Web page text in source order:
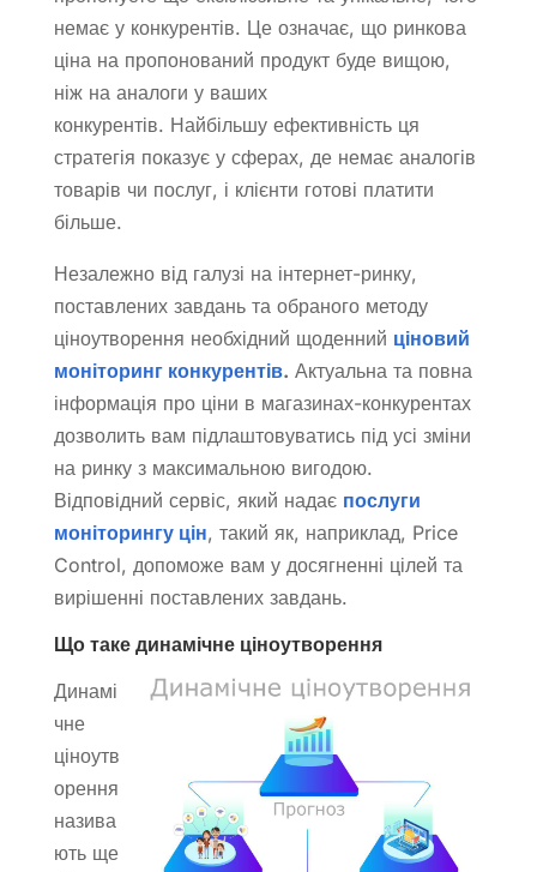
немає у конкурентів. Це означає, що ринкова
ціна на пропонований продукт буде вищою,
ніж на аналоги у ваших
конкурентів. Найбільшу ефективність ця
стратегія показує у сферах, де немає аналогів
товарів чи послуг, і клієнти готові платити
більше.
Незалежно від галузі на інтернет-ринку,
поставлених завдань та обраного методу
ціноутворення необхідний щоденний ціновий
моніторинг конкурентів. Актуальна та повна
інформація про ціни в магазинах-конкурентах
дозволить вам підлаштовуватись під усі зміни
на ринку з максимальною вигодою.
Відповідний сервіс, який надає послуги
моніторингу цін, такий як, наприклад, Price
Control, допоможе вам у досягненні цілей та
вирішенні поставлених завдань.
Що таке динамічне ціноутворення
Динамі
чне
ціноутв
орення
назива
ють ще